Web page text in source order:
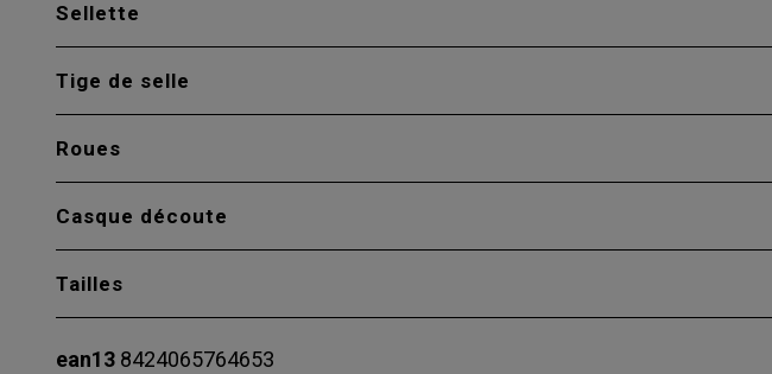
Sellette
Tige de selle
Roues
Casque découte
Tailles
ean13 8424065764653